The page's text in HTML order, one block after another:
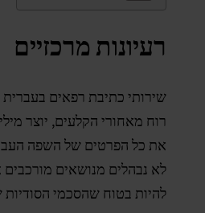
רעיונות מרכזיים
שירותי כתיבת רפאים
רוח מאחורי הקלעים, יוצר
את כל הפרטים של השפה
לא נבהלים מנושאים
להיות בטוח שהסכמי הסודיות